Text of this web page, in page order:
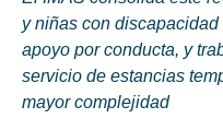
y niñas con
apoyo por conducta, y
servicio de estancias
mayor complejidad